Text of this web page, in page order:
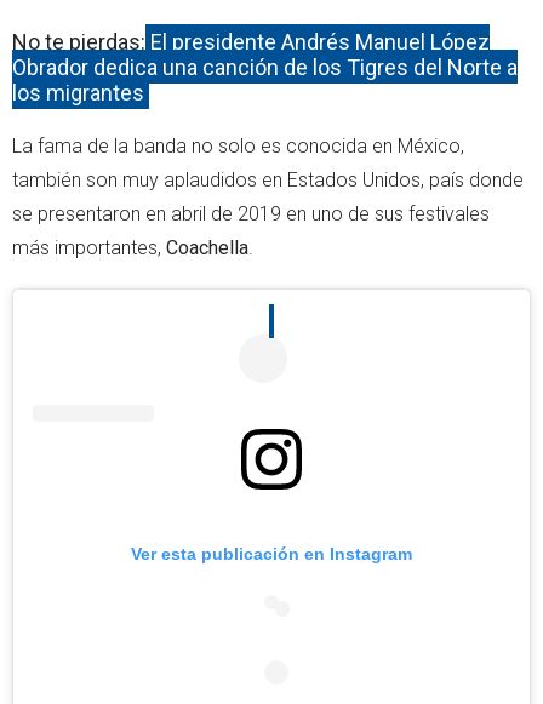
No te pierdas: El presidente Andrés Manuel López
Obrador dedica una canción de los Tigres del Norte a
los migrantes
La fama de la banda no solo es conocida en México,
también son muy aplaudidos en Estados Unidos, país donde
se presentaron en abril de 2019 en uno de sus festivales
más importantes, Coachella
Ver esta publicación en Instagram